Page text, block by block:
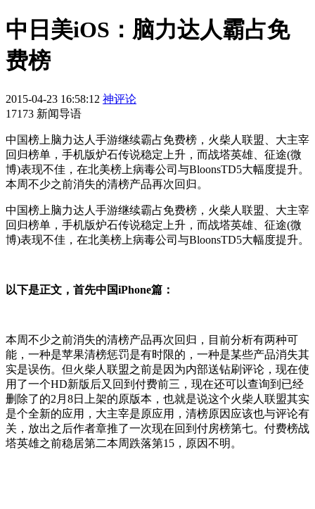
中日美iOS：脑力达人霸占免
费榜
2015-04-23 16:58:12 神评论
17173 新闻导语
中国榜上脑力达人手游继续霸占免费榜，火柴人联盟、大主宰
回归榜单，手机版炉石传说稳定上升，而战塔英雄、征途(微
博)表现不佳，在北美榜上病毒公司与BloonsTD5大幅度提升。
本周不少之前消失的清榜产品再次回归。
中国榜上脑力达人手游继续霸占免费榜，火柴人联盟、大主宰
回归榜单，手机版炉石传说稳定上升，而战塔英雄、征途(微
博)表现不佳，在北美榜上病毒公司与BloonsTD5大幅度提升。
以下是正文，首先中国iPhone篇：
本周不少之前消失的清榜产品再次回归，目前分析有两种可
能，一种是苹果清榜惩罚是有时限的，一种是某些产品消失其
实是误伤。但火柴人联盟之前是因为内部送钻刷评论，现在使
用了一个HD新版后又回到付费前三，现在还可以查询到已经
删除了的2月8日上架的原版本，也就是说这个火柴人联盟其实
是个全新的应用，大主宰是原应用，清榜原因应该也与评论有
关，放出之后作者章推了一次现在回到付房榜第七。付费榜战
塔英雄之前稳居第二本周跌落第15，原因不明。